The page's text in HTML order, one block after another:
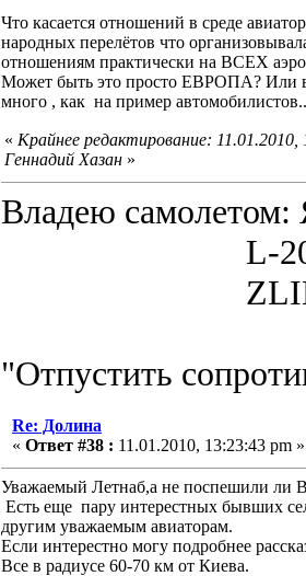
Что касается отношений в среде
народных перелётов что
отношениям практически на ВСЕХ
Может быть это просто ЕВРОПА? Или
много , как на пример
« Крайнее редактирование:
Геннадий Хазан »
Владею
L-200D
ZLIN 526
"Отпустить
Re: Долина
« Ответ #38 : 11.01.2010, 13:23:43 pm »
Уважаемый Летнаб,а не поспешили ли
Есть еще пару интерестных бывших
другим уважаемым авиаторам.
Если интерестно могу подробнее
Все в радиусе 60-70 км от Киева.